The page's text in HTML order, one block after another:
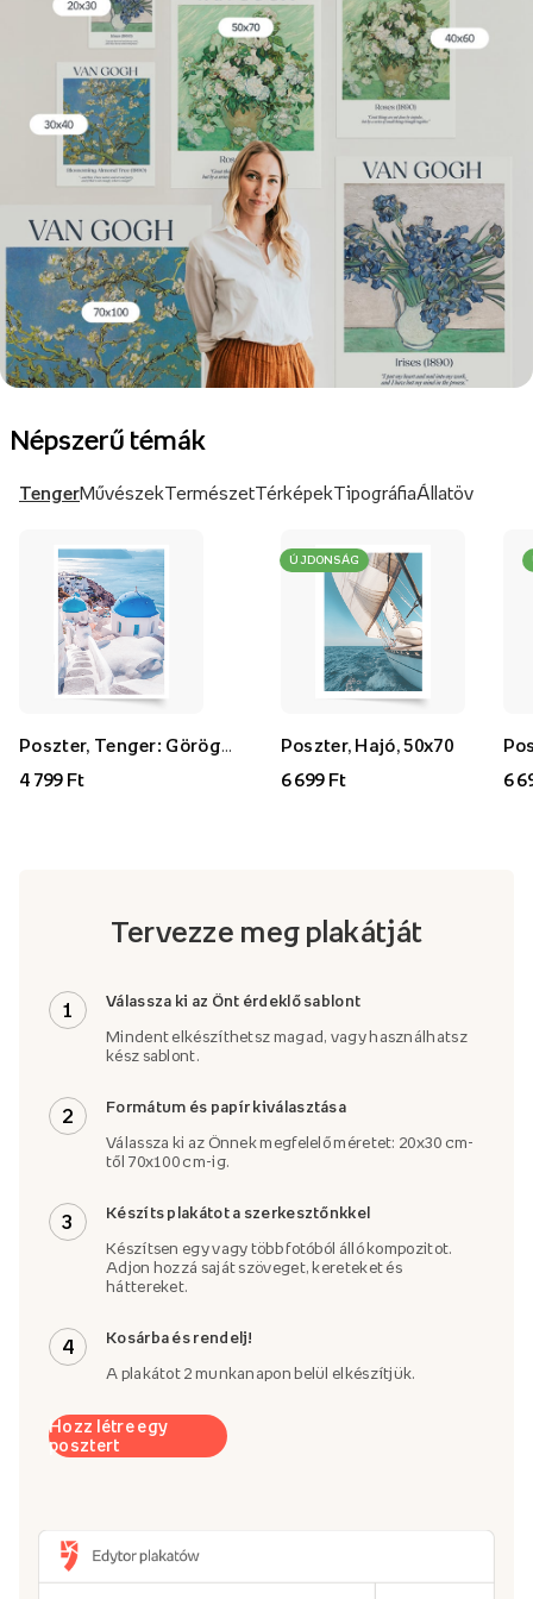
Népszerű témák
TengerMűvészekTermészetTérképekTipográfiaÁllatöv
4 799 Ft
ÚJDONSÁG
Poszter, Hajó, 50x70
6 699 Ft
6
Tervezze meg plakátját
1 Válassza ki az Önt érdeklő sablont
Mindent elkészíthetsz magad, vagy használhatsz
kész sablont.
2 Formátum és papír kiválasztása
Válassza ki az Önnek megfelelő méretet: 20x30 cm-
től 70x100 cm-ig.
3 Készíts plakátot a szerkesztőnkkel
Készítsen egy vagy több fotóból álló kompozitot.
Adjon hozzá saját szöveget, kereteket és
háttereket.
4 Kosárba és rendelj!
A plakátot 2 munkanapon belül elkészítjük.
Hozz létre egy
posztert